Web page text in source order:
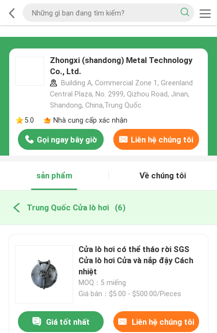
Zhongxi (shandong) Metal Technology
Co., Ltd.
Building A, Commercial Zone 1, Greenland
Central Plaza, No. 2999, Qizhou Road, Jinan,
Shandong, China,Trung Quốc
5.0
Nhà cung cấp xác nhận
Gọi ngay bây giờ Liên hệ chúng tôi
sản phẩm Về chúng tôi
Trung Quốc Cửa lò hơi (6)
Cửa lò hơi có thể tháo rời SGS
Cửa lò hơi Cửa và nắp đậy Cách
nhiệt
MOQ：5 miếng
Giá bán：$5.00 - $500.00/Pieces
Giá tốt nhất Liên hệ chúng tôi